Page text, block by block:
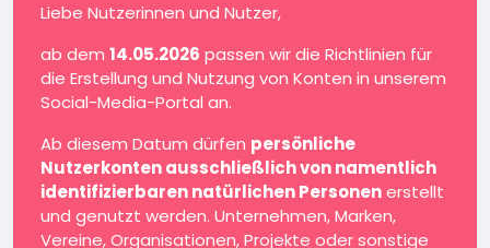
Liebe Nutzerinnen und Nutzer,
ab dem 14.05.2026 passen wir die Richtlinien für
die Erstellung und Nutzung von Konten in unserem
Social-Media-Portal an.
Ab diesem Datum dürfen persönliche
Nutzerkonten ausschließlich von namentlich
identifizierbaren natürlichen Personenerstellt
und genutzt werden. Unternehmen, Marken,
Vereine, Organisationen, Projekte oder sonstige